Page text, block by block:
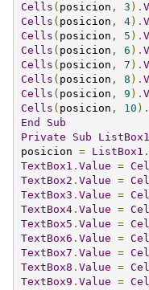
Cells ( posicion , 3 ).
Cells ( posicion , 4).
Cells ( posicion , 5 ).
Cells ( posicion , 6 ).
Cells ( posicion , 7 ).
Cells ( posicion , 8 ).
Cells ( posicion , 9 ).
Cells ( posicion , 10
End
Sub
Private
Sub
posicion = ListBox1 .
TextBox1 .Value =
TextBox2 .Value =
TextBox3 .Value =
TextBox4 .Value =
TextBox5 .Value =
TextBox6 .Value =
TextBox7 .Value =
TextBox8 .Value =
TextBox9 .Value =